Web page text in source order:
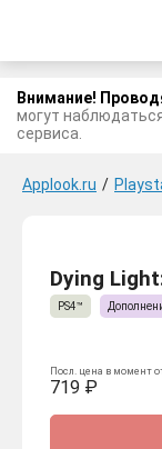
Внимание!
могут
сервиса.
Applook.ru /
Dying
PS4™
Посл. цена в момент
719 ₽